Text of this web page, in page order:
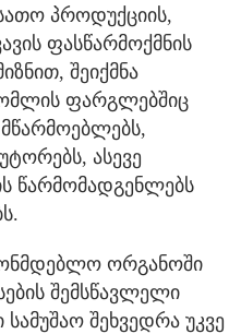
პროდუქციის,
ფასწარმოქმნის
შეიქმნა
ფარგლებშიც
ასევე
წარმომადგენლებს
ორგანოში
შემსწავლელი
შეხვედრა უკვე